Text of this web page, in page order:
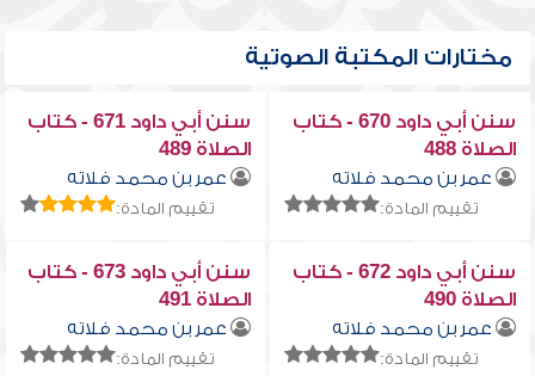
مختارات المكتبة الصوتية
سنن أبي داود 670 - كتاب
الصلاة 488
عمر بن محمد فلاته
تقييم المادة:
سنن أبي داود 671 - كتاب
الصلاة 489
عمر بن محمد فلاته
تقييم المادة:
سنن أبي داود 672 - كتاب
الصلاة 490
عمر بن محمد فلاته
تقييم المادة:
سنن أبي داود 673 - كتاب
الصلاة 491
عمر بن محمد فلاته
تقييم المادة: